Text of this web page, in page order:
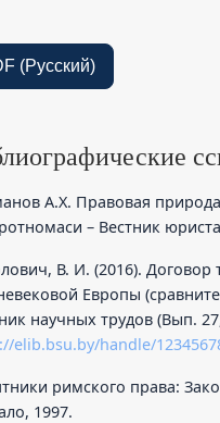
(Русский)
А.Х. Правовая
– Вестник
В. И. (2016). Договор
Европы
научных трудов (Вып.
elib.bsu.by/handle/
римского права:
1997.